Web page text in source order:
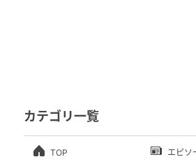
カテゴリ一覧
TOP エピソ